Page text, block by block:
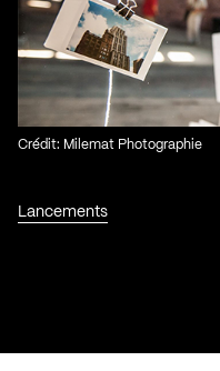
Lancements
Crédit: Milemat Photographie